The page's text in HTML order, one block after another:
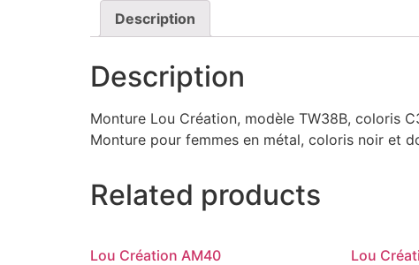
Description
Description
Monture Lou Création, modèle TW38B, coloris
Monture pour femmes en métal, coloris noir et
Related products
Lou Création AM40 Lou